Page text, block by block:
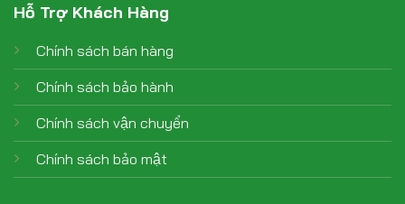
Hỗ Trợ Khách Hàng
Chính sách bán hàng
Chính sách bảo hành
Chính sách vận chuyển
Chính sách bảo mật